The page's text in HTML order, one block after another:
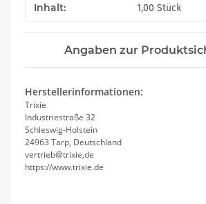
Produkteigenschaft
Wert
Inhalt: 1,00 Stück
Angaben zur
Herstellerinformationen:
Trixie
Industriestraße 32
Schleswig-Holstein
24963 Tarp, Deutschland
vertrieb@trixie,de
https://www.trixie.de